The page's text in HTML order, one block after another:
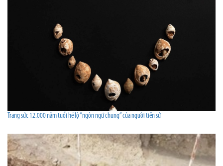
Trang sức 12.000 năm tuổi hé lộ “ngôn ngữ chung” của người tiền sử